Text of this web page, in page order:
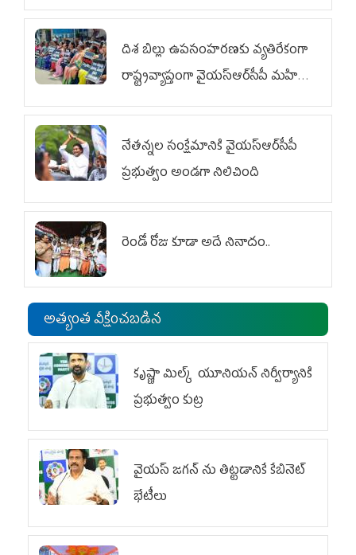
దిశ బిల్లు ఉపసంహరణకు వ్యతిరేకంగా
రాష్ట్రవ్యాప్తంగా వైయ‌స్ఆర్‌సీపీ మహిళా
విభాగం ఆందోళనలు
నేతన్నల సంక్షేమానికి వైయ‌స్ఆర్‌సీపీ
ప్రభుత్వం అండగా నిలిచింది
రెండో రోజు కూడా అదే నినాదం..
అత్యంత వీక్షించబడిన
కృష్ణా మిల్క్‌ యూనియన్‌ నిర్వీర్యానికి
ప్రభుత్వం కుట్ర
వైయ‌స్ జగన్‌ ను తిట్టడానికే కేబినెట్‌
భేటీలు